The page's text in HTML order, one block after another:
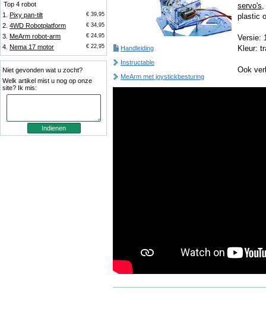
Top 4 robot
1. Pixy pan-tilt € 39,95
2. 4WD Robotplatform € 34,95
3. MeArm robot-arm € 24,95
4. Nema 17 motor € 22,95
Niet gevonden wat u zocht?
Welk artikel mist u nog op onze
site? Ik mis:
Handleiding
Instructable
MeArm met joystickbesturing
servo's,
plastic
Versie:
Kleur:
Ook